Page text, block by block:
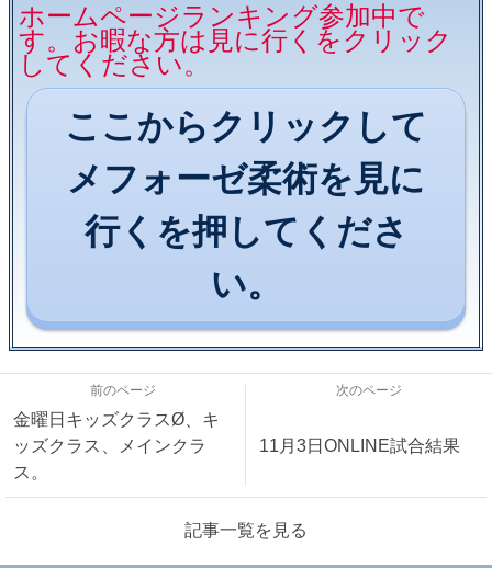
ホームページランキング参加中で
す。お暇な方は見に行くをクリック
してください。
ここからクリックして
メフォーゼ柔術を見に
行くを押してくださ
い。
前のページ
金曜日キッズクラスØ、キ
ッズクラス、メインクラ
ス。
次のページ
11月3日ONLINE試合結果
記事一覧を見る